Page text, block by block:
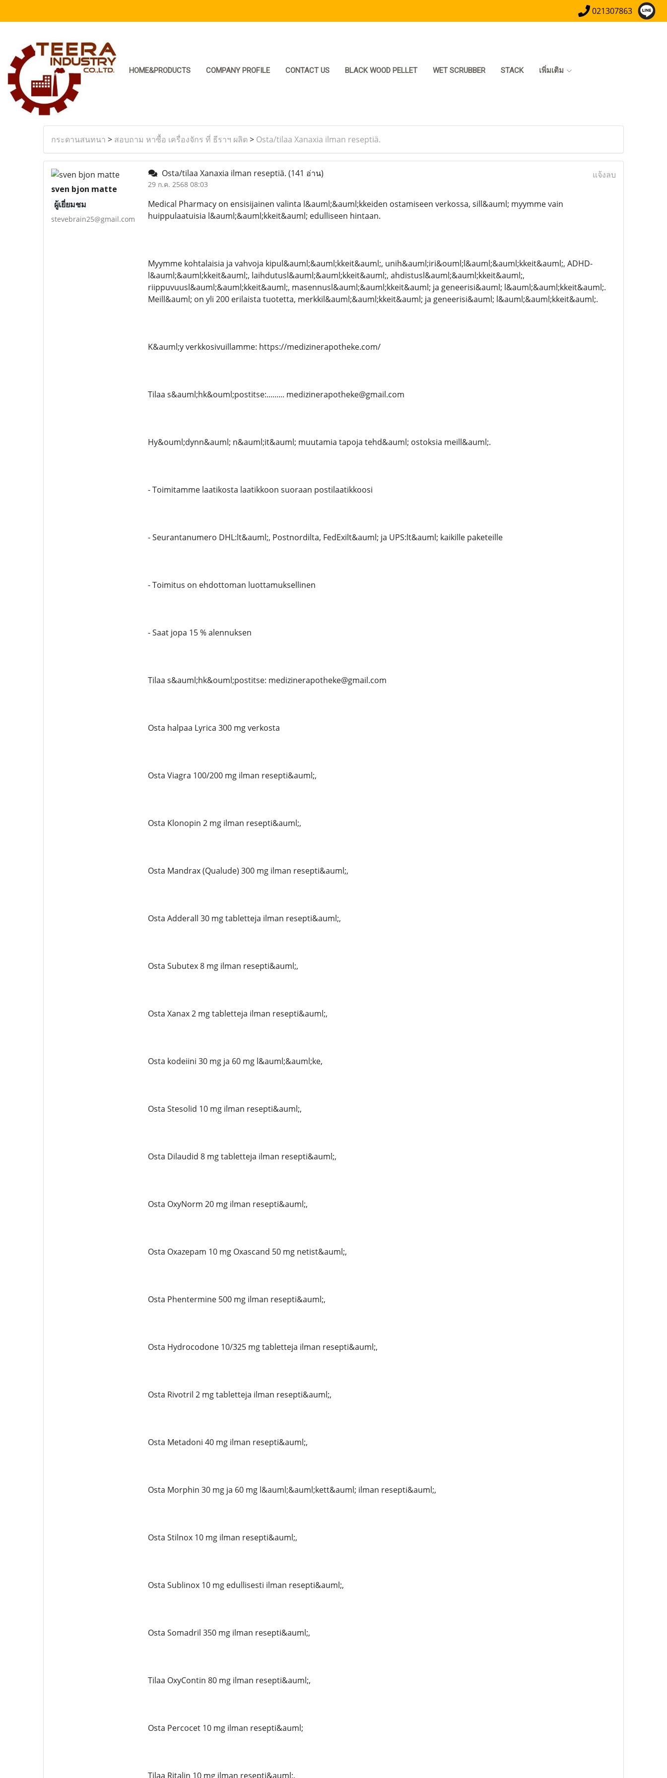
021307863
HOME&PRODUCTS COMPANY PROFILE CONTACT US BLACK WOOD PELLET WET SCRUBBER STACK เพิ่มเติม
กระดานสนทนา > สอบถาม หาซื้อ เครื่องจักร ที่ ธีราฯ ผลิต > Osta/tilaa Xanaxia ilman reseptiä.
sven bjon matte
ผู้เยี่ยมชม
stevebrain25@gmail.com
Osta/tilaa Xanaxia ilman reseptiä. (141 อ่าน)
29 ก.ค. 2568 08:03
แจ้งลบ
Medical Pharmacy on ensisijainen valinta l&auml;&auml;kkeiden ostamiseen verkossa, sill&auml; myymme vain
huippulaatuisia l&auml;&auml;kkeit&auml; edulliseen hintaan.
Myymme kohtalaisia ja vahvoja kipul&auml;&auml;kkeit&auml;, unih&auml;iri&ouml;l&auml;&auml;kkeit&auml;, ADHD-
l&auml;&auml;kkeit&auml;, laihdutusl&auml;&auml;kkeit&auml;, ahdistusl&auml;&auml;kkeit&auml;,
riippuvuusl&auml;&auml;kkeit&auml;, masennusl&auml;&auml;kkeit&auml; ja geneerisi&auml; l&auml;&auml;kkeit&auml;.
Meill&auml; on yli 200 erilaista tuotetta, merkkil&auml;&auml;kkeit&auml; ja geneerisi&auml; l&auml;&auml;kkeit&auml;.
K&auml;y verkkosivuillamme: https://medizinerapotheke.com/
Tilaa s&auml;hk&ouml;postitse:......... medizinerapotheke@gmail.com
Hy&ouml;dynn&auml; n&auml;it&auml; muutamia tapoja tehd&auml; ostoksia meill&auml;.
- Toimitamme laatikosta laatikkoon suoraan postilaatikkoosi
- Seurantanumero DHL:lt&auml;, Postnordilta, FedExilt&auml; ja UPS:lt&auml; kaikille paketeille
- Toimitus on ehdottoman luottamuksellinen
- Saat jopa 15 % alennuksen
Tilaa s&auml;hk&ouml;postitse: medizinerapotheke@gmail.com
Osta halpaa Lyrica 300 mg verkosta
Osta Viagra 100/200 mg ilman resepti&auml;,
Osta Klonopin 2 mg ilman resepti&auml;,
Osta Mandrax (Qualude) 300 mg ilman resepti&auml;,
Osta Adderall 30 mg tabletteja ilman resepti&auml;,
Osta Subutex 8 mg ilman resepti&auml;,
Osta Xanax 2 mg tabletteja ilman resepti&auml;,
Osta kodeiini 30 mg ja 60 mg l&auml;&auml;ke,
Osta Stesolid 10 mg ilman resepti&auml;,
Osta Dilaudid 8 mg tabletteja ilman resepti&auml;,
Osta OxyNorm 20 mg ilman resepti&auml;,
Osta Oxazepam 10 mg Oxascand 50 mg netist&auml;,
Osta Phentermine 500 mg ilman resepti&auml;,
Osta Hydrocodone 10/325 mg tabletteja ilman resepti&auml;,
Osta Rivotril 2 mg tabletteja ilman resepti&auml;,
Osta Metadoni 40 mg ilman resepti&auml;,
Osta Morphin 30 mg ja 60 mg l&auml;&auml;kett&auml; ilman resepti&auml;,
Osta Stilnox 10 mg ilman resepti&auml;,
Osta Sublinox 10 mg edullisesti ilman resepti&auml;,
Osta Somadril 350 mg ilman resepti&auml;,
Tilaa OxyContin 80 mg ilman resepti&auml;,
Osta Percocet 10 mg ilman resepti&auml;
Tilaa Ritalin 10 mg ilman resepti&auml;,